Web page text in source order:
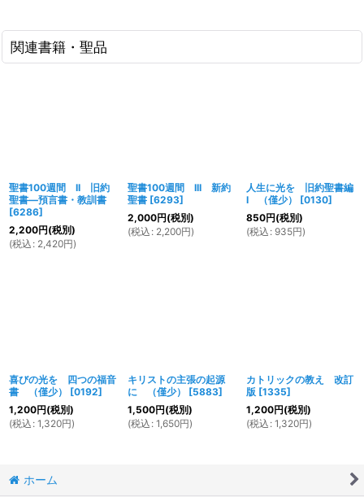
関連書籍・聖品
聖書100週間 II 旧約
聖書―預言書・教訓書
[6286]
2,200円(税別)
(税込 : 2,420円)
聖書100週間 III 新約
聖書 [6293]
2,000円(税別)
(税込 : 2,200円)
人生に光を 旧約聖書編
I （僅少）
[0130]
850円(税別)
(税込 : 935円)
喜びの光を 四つの福音
書 （僅少）
[0192]
1,200円(税別)
(税込 : 1,320円)
キリストの主張の起源
に （僅少）
[5883]
1,500円(税別)
(税込 : 1,650円)
カトリックの教え 改訂
版 [1335]
1,200円(税別)
(税込 : 1,320円)
ホーム